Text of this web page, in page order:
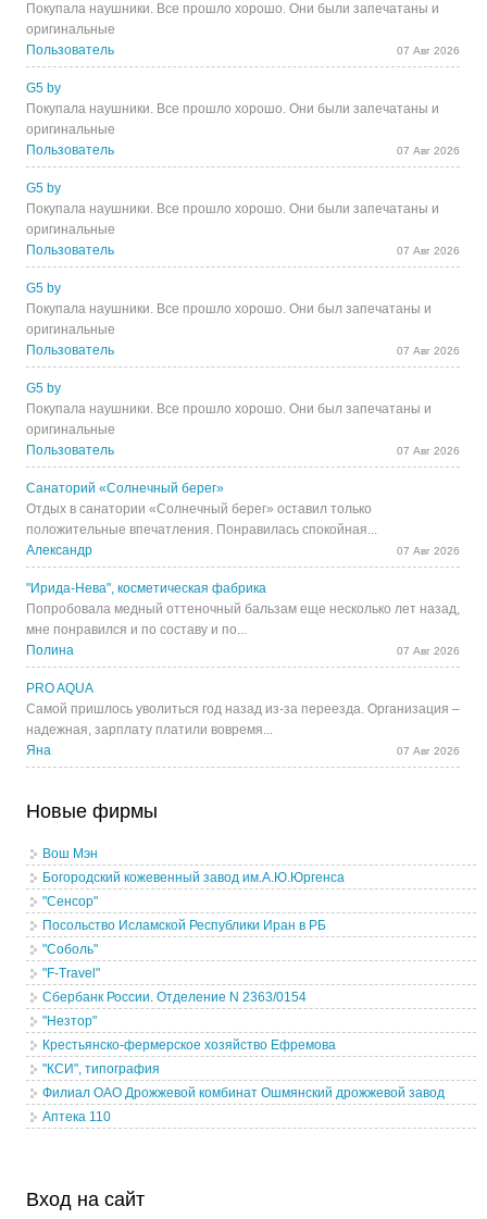
Покупала наушники. Все прошло хорошо. Они были запечатаны и
оригинальные
Пользователь
07 Авг 2026
G5 by
Покупала наушники. Все прошло хорошо. Они были запечатаны и
оригинальные
Пользователь
07 Авг 2026
G5 by
Покупала наушники. Все прошло хорошо. Они были запечатаны и
оригинальные
Пользователь
07 Авг 2026
G5 by
Покупала наушники. Все прошло хорошо. Они был запечатаны и
оригинальные
Пользователь
07 Авг 2026
G5 by
Покупала наушники. Все прошло хорошо. Они был запечатаны и
оригинальные
Пользователь
07 Авг 2026
Санаторий «Солнечный берег»
Отдых в санатории «Солнечный берег» оставил только
положительные впечатления. Понравилась спокойная...
Александр
07 Авг 2026
"Ирида-Нева", косметическая фабрика
Попробовала медный оттеночный бальзам еще несколько лет назад,
мне понравился и по составу и по...
Полина
07 Авг 2026
PRO AQUA
Самой пришлось уволиться год назад из-за переезда. Организация –
надежная, зарплату платили вовремя...
Яна
07 Авг 2026
Новые фирмы
Вош Мэн
Богородский кожевенный завод им.А.Ю.Юргенса
"Сенсор"
Посольство Исламской Республики Иран в РБ
"Соболь"
"F-Travel"
Сбербанк России. Отделение N 2363/0154
"Незтор"
Крестьянско-фермерское хозяйство Ефремова
"КСИ", типография
Филиал ОАО Дрожжевой комбинат Ошмянский дрожжевой завод
Аптека 110
Вход на сайт